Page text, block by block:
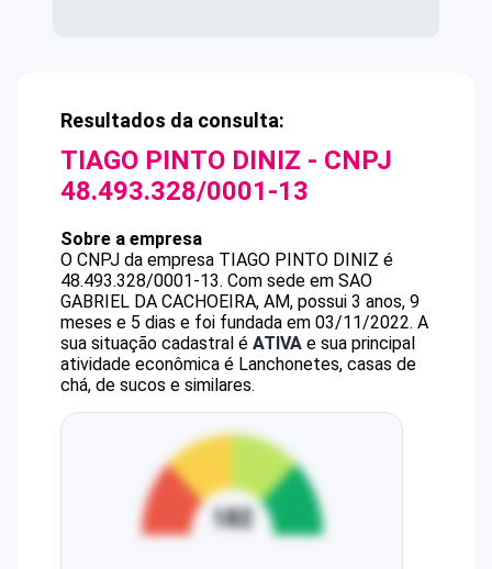
Resultados da consulta:
TIAGO PINTO DINIZ - CNPJ
48.493.328/0001-13
Sobre a empresa
O CNPJ da empresa TIAGO PINTO DINIZ é
48.493.328/0001-13. Com sede em SAO
GABRIEL DA CACHOEIRA, AM, possui 3 anos, 9
meses e 5 dias e foi fundada em 03/11/2022. A
sua situação cadastral é ATIVA e sua principal
atividade econômica é Lanchonetes, casas de
chá, de sucos e similares.